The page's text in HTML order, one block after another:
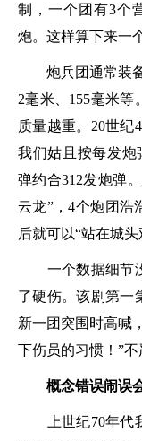
制，一个团有3个
炮。这样算下来一
炮兵团通常装备
2毫米、155毫米
质量越重。20世纪
我们姑且按每发炮
弹约合312发炮弹
云龙”，4个炮团浩
后就可以“站在城
一个数据细节没
了硬伤。该剧第一
新一团突围时高喊
下伤员的习惯！”不
概念错误闹误
上世纪70年代我